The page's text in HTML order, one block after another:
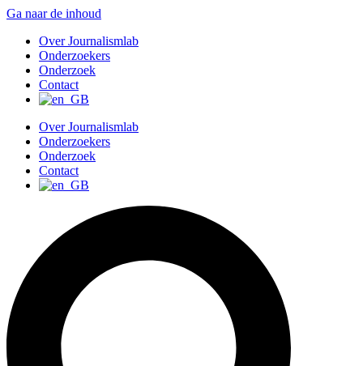
Ga naar de inhoud
Over Journalismlab
Onderzoekers
Onderzoek
Contact
Over Journalismlab
Onderzoekers
Onderzoek
Contact